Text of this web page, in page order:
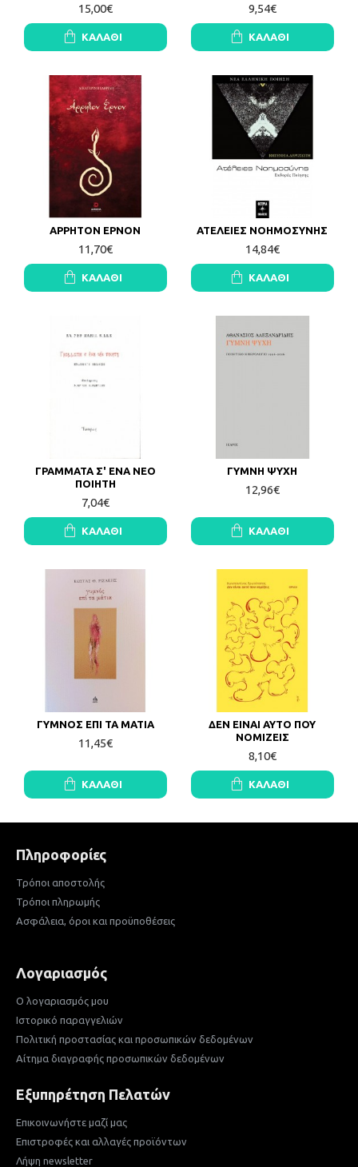
15,00€
ΚΑΛΆΘΙ
9,54€
ΚΑΛΆΘΙ
ΑΡΡΗΤΟΝ ΕΡΝΟΝ
11,70€
ΚΑΛΆΘΙ
ΑΤΕΛΕΙΕΣ ΝΟΗΜΟΣΥΝΗΣ
14,84€
ΚΑΛΆΘΙ
ΓΡΑΜΜΑΤΑ Σ' ΕΝΑ ΝΕΟ
ΠΟΙΗΤΗ
7,04€
ΚΑΛΆΘΙ
ΓΥΜΝΗ ΨΥΧΗ
12,96€
ΚΑΛΆΘΙ
ΓΥΜΝΟΣ ΕΠΙ ΤΑ ΜΑΤΙΑ
11,45€
ΚΑΛΆΘΙ
ΔΕΝ ΕΙΝΑΙ ΑΥΤΟ ΠΟΥ
ΝΟΜΙΖΕΙΣ
8,10€
ΚΑΛΆΘΙ
Πληροφορίες
Τρόποι αποστολής
Τρόποι πληρωμής
Ασφάλεια, όροι και προϋποθέσεις
Λογαριασμός
Ο λογαριασμός μου
Ιστορικό παραγγελιών
Πολιτική προστασίας και προσωπικών δεδομένων
Αίτημα διαγραφής προσωπικών δεδομένων
Εξυπηρέτηση Πελατών
Επικοινωνήστε μαζί μας
Επιστροφές και αλλαγές προϊόντων
Λήψη newsletter